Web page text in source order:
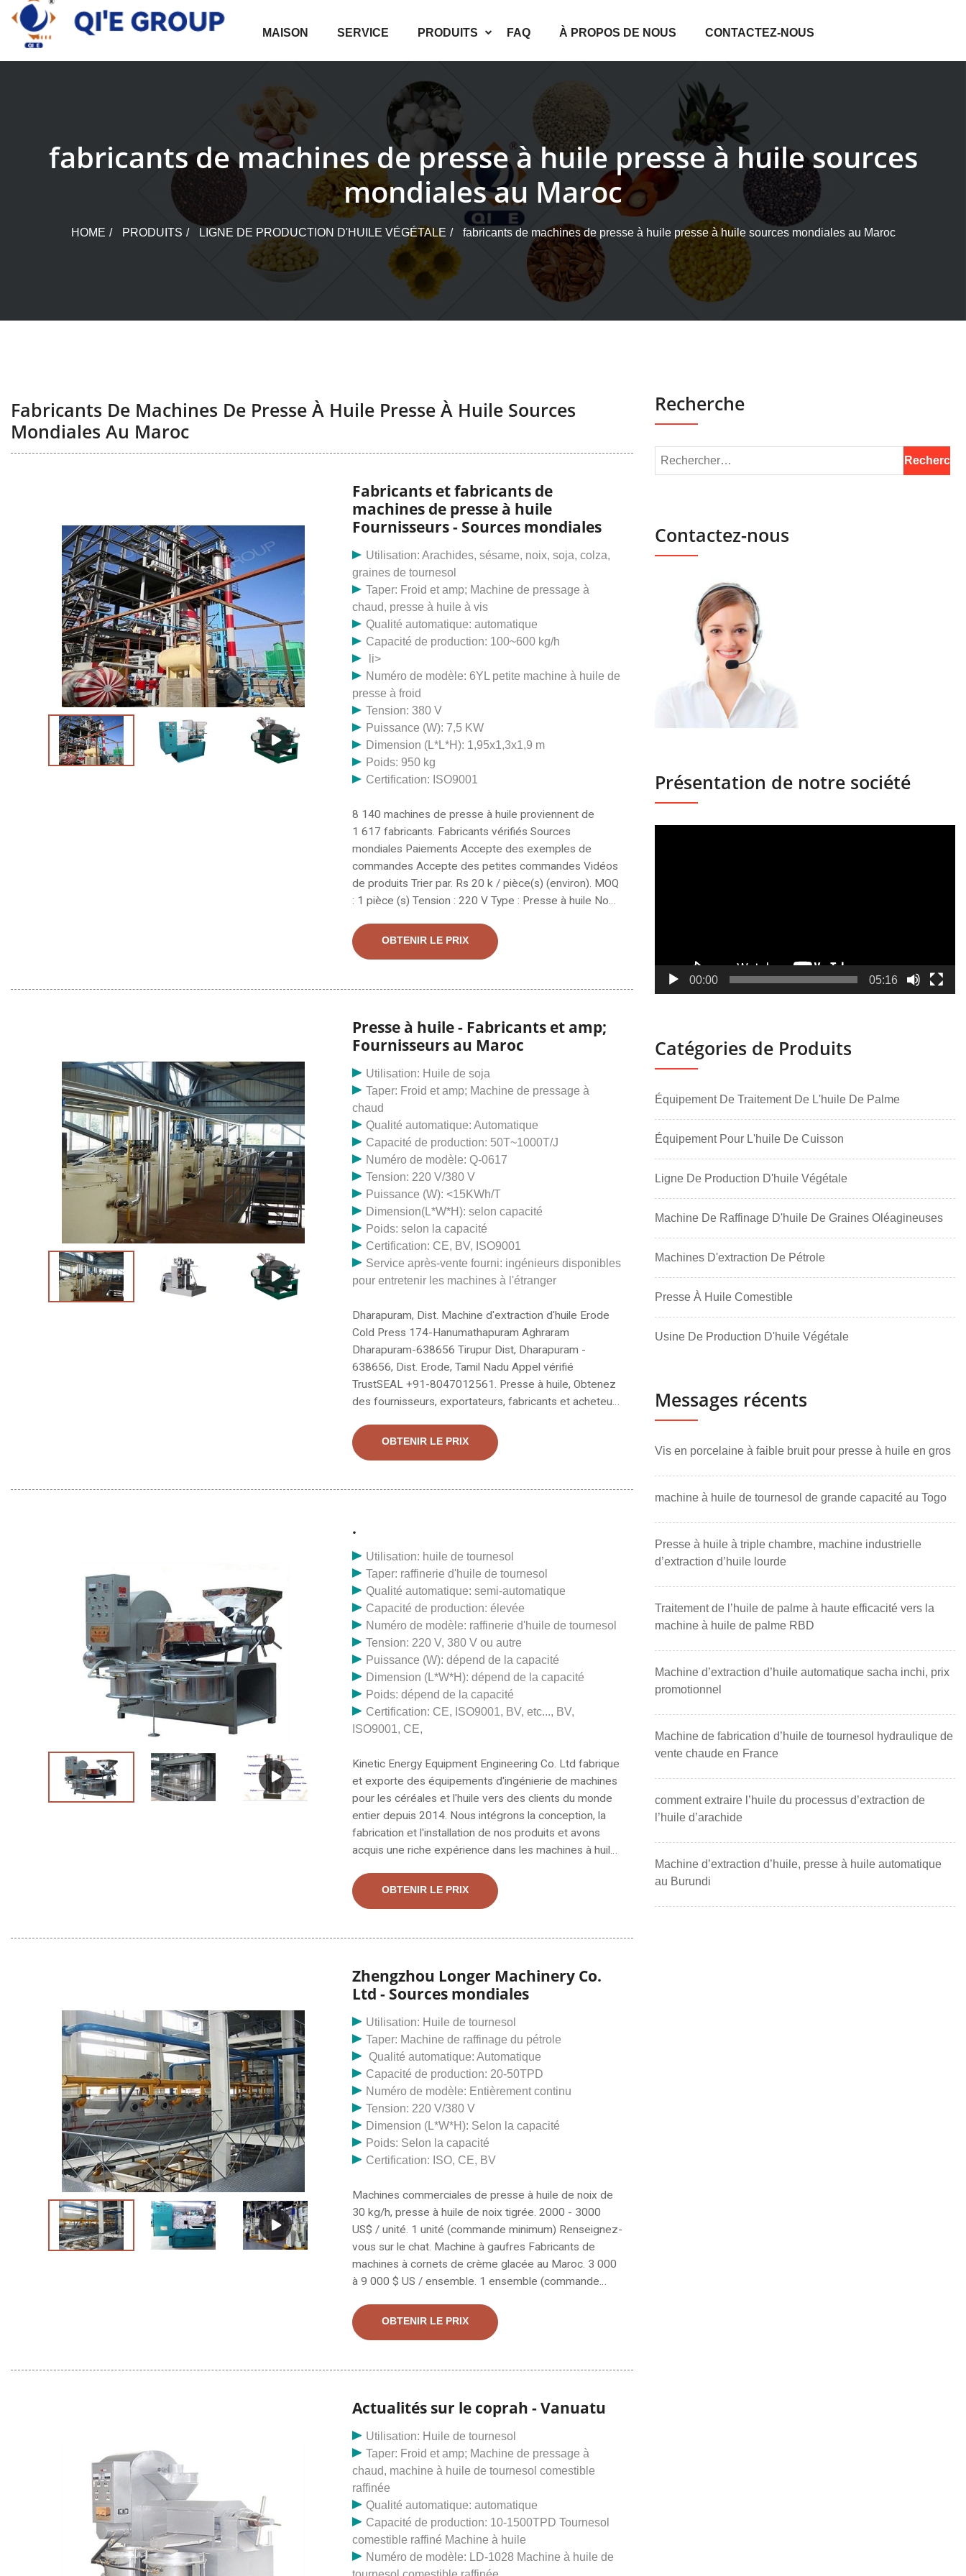
Skip
content
MAISON SERVICE PRODUITS FAQ À PROPOS DE NOUS CONTACTEZ-NOUS
fabricants de machines de presse à huile presse à huile sources
mondiales au Maroc
HOME PRODUITS LIGNE DE PRODUCTION D'HUILE VÉGÉTALE fabricants de machines de presse à huile presse à huile sources mondiales au Maroc
Fabricants De Machines De Presse À Huile Presse À Huile Sources
Mondiales Au Maroc
Fabricants et fabricants de
machines de presse à huile
Fournisseurs - Sources mondiales
Utilisation: Arachides, sésame, noix, soja, colza,
graines de tournesol
Taper: Froid et amp; Machine de pressage à
chaud, presse à huile à vis
Qualité automatique: automatique
Capacité de production: 100~600 kg/h
li>
Numéro de modèle: 6YL petite machine à huile de
presse à froid
Tension: 380 V
Puissance (W): 7,5 KW
Dimension (L*L*H): 1,95x1,3x1,9 m
Poids: 950 kg
Certification: ISO9001
8 140 machines de presse à huile proviennent de
1 617 fabricants. Fabricants vérifiés Sources
mondiales Paiements Accepte des exemples de
commandes Accepte des petites commandes Vidéos
de produits Trier par. Rs 20 k / pièce(s) (environ). MOQ
: 1 pièce (s) Tension : 220 V Type : Presse à huile Nom
Qualité : Presse automatique multi-oléagineux 4 kg/h,
400 w Description : Presse multi-huiles en acier
fonctionne avec un moteur de 400 W et a une capacité
OBTENIR LE PRIX
Presse à huile - Fabricants et amp;
Fournisseurs au Maroc
Utilisation: Huile de soja
Taper: Froid et amp; Machine de pressage à
chaud
Qualité automatique: Automatique
Capacité de production: 50T~1000T/J
Numéro de modèle: Q-0617
Tension: 220 V/380 V
Puissance (W): <15KWh/T
Dimension(L*W*H): selon capacité
Poids: selon la capacité
Certification: CE, BV, ISO9001
Service après-vente fourni: ingénieurs disponibles
pour entretenir les machines à l'étranger
Dharapuram, Dist. Machine d'extraction d'huile Erode
Cold Press 174-Hanumathapuram Aghraram
Dharapuram-638656 Tirupur Dist, Dharapuram -
638656, Dist. Erode, Tamil Nadu Appel vérifié
TrustSEAL +91-8047012561. Presse à huile, Obtenez
des fournisseurs, exportateurs, fabricants et acheteurs
coordonnées, l'e-mail, le téléphone et l'adresse des
entreprises fabriquant et fournissant des presses à
acheteurs de presses à huile.
OBTENIR LE PRIX
.
Utilisation: huile de tournesol
Taper: raffinerie d'huile de tournesol
Qualité automatique: semi-automatique
Capacité de production: élevée
Numéro de modèle: raffinerie d'huile de tournesol
Tension: 220 V, 380 V ou autre
Puissance (W): dépend de la capacité
Dimension (L*W*H): dépend de la capacité
Poids: dépend de la capacité
Certification: CE, ISO9001, BV, etc..., BV,
ISO9001, CE,
Kinetic Energy Equipment Engineering Co. Ltd fabrique
et exporte des équipements d'ingénierie de machines
pour les céréales et l'huile vers des clients du monde
entier depuis 2014. Nous intégrons la conception, la
fabrication et l'installation de nos produits et avons
acquis une riche expérience dans les machines à huile
d'huile végétale. La machine à pression d'air produite
par notre société est un petit équipement sous
source d'énergie, et la machine à pression d'air peut
structure simple et fonctionnement plus pratique.
Excellentes performances, le système de pression
OBTENIR LE PRIX
Zhengzhou Longer Machinery Co.
Ltd - Sources mondiales
Utilisation: Huile de tournesol
Taper: Machine de raffinage du pétrole
Qualité automatique: Automatique
Capacité de production: 20-50TPD
Numéro de modèle: Entièrement continu
Tension: 220 V/380 V
Dimension (L*W*H): Selon la capacité
Poids: Selon la capacité
Certification: ISO, CE, BV
Machines commerciales de presse à huile de noix de
30 kg/h, presse à huile de noix tigrée. 2000 - 3000
US$ / unité. 1 unité (commande minimum) Renseignez-
vous sur le chat. Machine à gaufres Fabricants de
machines à cornets de crème glacée au Maroc. 3 000
à 9 000 $ US / ensemble. 1 ensemble (commande
les pois chiches/torréfacteur de haricots verts, offre
spéciale. 3 000 à 5 000 $ US / Set. Le marché
de dollars en 2023 et devrait croître à un TCAC de plus
en raison de la demande croissante de l'industrie
métallurgique. en particulier l'acier. En outre, les
expansions régulières des capacités des entreprises
automobiles, des raffineries et des produits chimiques,
associées au nombre croissant de nouvelles
applications de gaz industriels, s'accentuent encore
davantage.
OBTENIR LE PRIX
Actualités sur le coprah - Vanuatu
Utilisation: Huile de tournesol
Taper: Froid et amp; Machine de pressage à
chaud, machine à huile de tournesol comestible
raffinée
Qualité automatique: automatique
Capacité de production: 10-1500TPD Tournesol
comestible raffiné Machine à huile
Numéro de modèle: LD-1028 Machine à huile de
Recherche
Contactez-nous
Présentation de notre société
00:00 05:16
Catégories de Produits
Équipement De Traitement De L'huile De Palme
Équipement Pour L'huile De Cuisson
Ligne De Production D'huile Végétale
Machine De Raffinage D'huile De Graines Oléagineuses
Machines D'extraction De Pétrole
Presse À Huile Comestible
Usine De Production D'huile Végétale
Messages récents
Vis en porcelaine à faible bruit pour presse à huile en gros
machine à huile de tournesol de grande capacité au Togo
Presse à huile à triple chambre, machine industrielle
d’extraction d’huile lourde
Traitement de l’huile de palme à haute efficacité vers la
machine à huile de palme RBD
Machine d’extraction d’huile automatique sacha inchi, prix
promotionnel
Machine de fabrication d’huile de tournesol hydraulique de
vente chaude en France
comment extraire l’huile du processus d’extraction de
l’huile d’arachide
Machine d’extraction d’huile, presse à huile automatique
au Burundi